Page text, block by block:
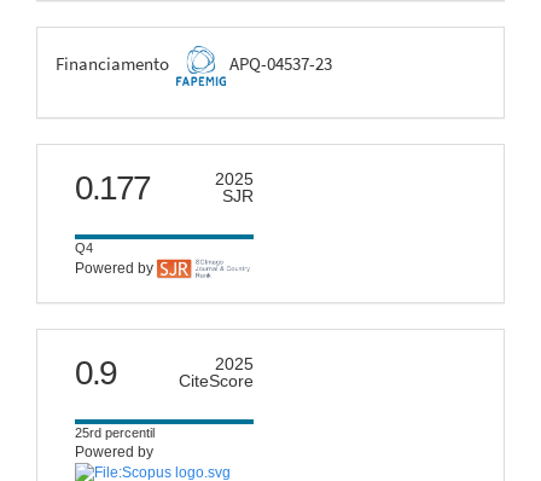
FAPEMIG
Financiamento APQ-04537-23
scimago
0.177
2025
SJR
Q4
Powered by
citescore
0.9
2025
CiteScore
25rd percentil
Powered by